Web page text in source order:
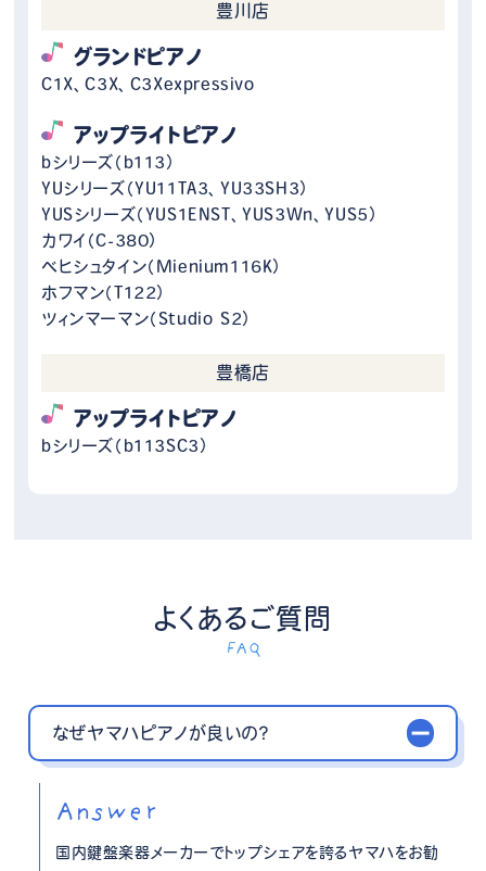
豊川店
グランドピアノ
C1X、C3X、C3Xexpressivo
アップライトピアノ
bシリーズ（b113）
YUシリーズ（YU11TA3、YU33SH3）
YUSシリーズ（YUS1ENST、YUS3Wn、YUS5）
カワイ（C-380）
ベヒシュタイン（Mienium116K）
ホフマン（T122）
ツィンマーマン（Studio S2）
豊橋店
アップライトピアノ
bシリーズ（b113SC3）
よくあるご質問
FAQ
なぜヤマハピアノが良いの？
Answer
国内鍵盤楽器メーカーでトップシェアを誇るヤマハをお勧